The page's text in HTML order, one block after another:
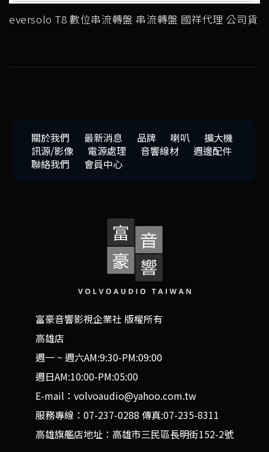
eversolo T8 數位串流轉盤 串流轉盤 國祥代理 公司貨
關於我們 最新消息 品牌 喇叭
擴大機
訊源/影像
電源處理 音響線材
週邊配件
聯絡我們
會員中心
富豪音響影視企業社 版權所有
高雄店
週一 ~ 週六AM:9:30-PM:09:00
週日AM:10:00-PM:05:00
E-mail：volvoaudio@yahoo.com.tw
服務專線：07-237-0288 傳真:07-235-8311
高雄旗艦店地址：高雄市三民區長明街152-2號